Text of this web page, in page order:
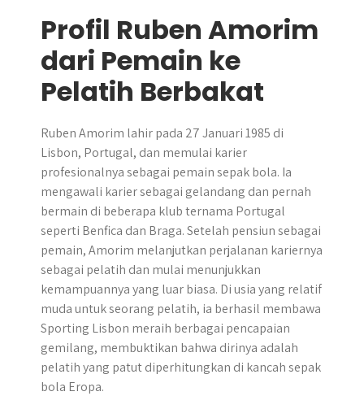
Profil Ruben Amorim
dari Pemain ke
Pelatih Berbakat
Ruben Amorim lahir pada 27 Januari 1985 di
Lisbon, Portugal, dan memulai karier
profesionalnya sebagai pemain sepak bola. Ia
mengawali karier sebagai gelandang dan pernah
bermain di beberapa klub ternama Portugal
seperti Benfica dan Braga. Setelah pensiun sebagai
pemain, Amorim melanjutkan perjalanan kariernya
sebagai pelatih dan mulai menunjukkan
kemampuannya yang luar biasa. Di usia yang relatif
muda untuk seorang pelatih, ia berhasil membawa
Sporting Lisbon meraih berbagai pencapaian
gemilang, membuktikan bahwa dirinya adalah
pelatih yang patut diperhitungkan di kancah sepak
bola Eropa.